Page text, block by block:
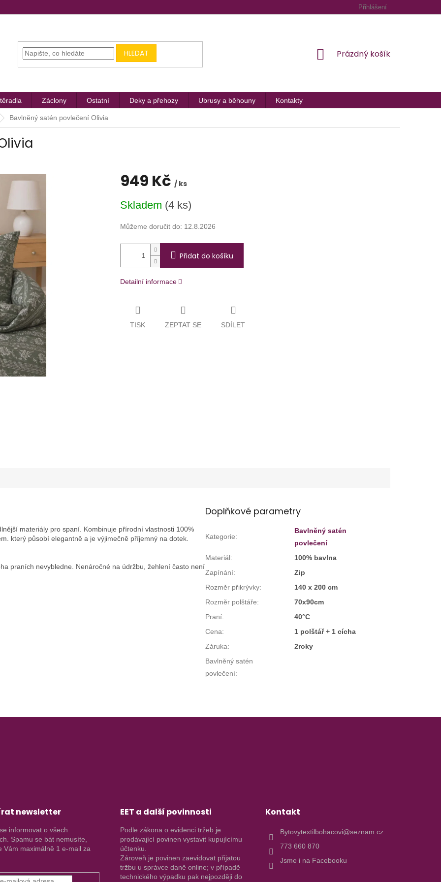
Přihlášení
HLEDAT
NÁKUPNÍ
Prázdný košík
Záclony Ostatní Deky a přehozy Ubrusy a běhouny Kontakty
Bavlněný satén povlečení Olivia
949 Kč / ks
cena:
Skladem (4 ks)
Můžeme doručit do: 12.8.2026
Přidat do košíku
Detailní informace
TISK ZEPTAT SE SDÍLET
materiály pro spaní. Kombinuje přírodní vlastnosti 100%
který působí elegantně a je výjimečně příjemný na dotek.
praních nevybledne. Nenáročné na údržbu, žehlení často není
Doplňkové parametry
Kategorie:
Bavlněný satén
povlečení
Materiál:
100% bavlna
Zapínání:
Zip
Rozměr přikrývky:
140 x 200 cm
Rozměr polštáře:
70x90cm
Praní:
40°C
Cena:
1 polštář + 1 cícha
Záruka:
2roky
Bavlněný satén
povlečení:
newsletter
informovat o všech
Spamu se bát nemusíte,
Vám maximálně 1 e-mail za
EET a další povinnosti
Podle zákona o evidenci tržeb je
prodávající povinen vystavit kupujícímu
účtenku.
Zároveň je povinen zaevidovat přijatou
tržbu u správce daně online; v případě
technického výpadku pak nejpozději do
Kontakt
Bytovytextilbohacovi@seznam.cz
773 660 870
Jsme i na Facebooku